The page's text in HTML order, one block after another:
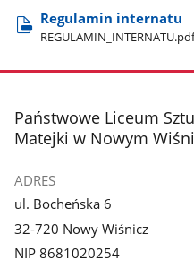
Regulamin internatu
stopka
Państwowe Liceum
Matejki w Nowym
ADRES
ul. Bocheńska 6
32-720 Nowy Wiśnicz
NIP 8681020254